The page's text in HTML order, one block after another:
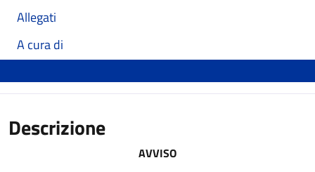
Allegati
A cura di
Descrizione
AVVISO